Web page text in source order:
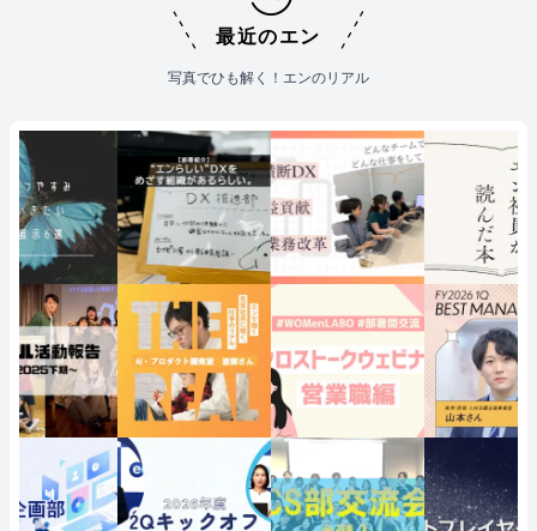
最近のエン
写真でひも解く！エンのリアル